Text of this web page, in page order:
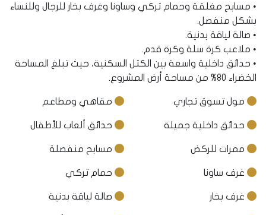
• مسابح مغلقة وحمام تركي وساونا وغرف بخار للرجال وللنساء
بشكل منفصل.
• صالة لياقة بدنية.
• ملاعب كرة سلة وكرة قدم.
• حدائق داخلية واسعة بين الكتل السكنية، حيث تبلغ المساحة
الخضراء 80% من مساحة أرض المشروع.
مول تسوق تجاري مقاهي ومطاعم
حدائق داخلية جميلة حدائق ألعاب للأطفال
ممرات للركض مسابح منفصلة
غرف ساونا حمام تركي
غرف بخار صالة لياقة بدنية